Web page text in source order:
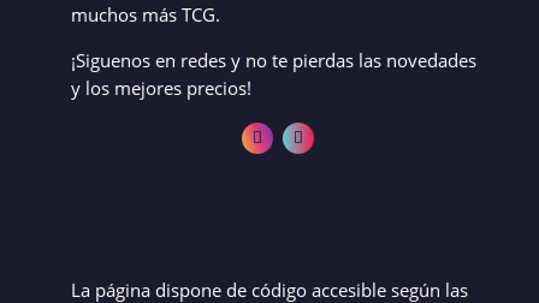
muchos más TCG.
¡Siguenos en redes y no te pierdas las novedades
y los mejores precios!
La página dispone de código accesible según las